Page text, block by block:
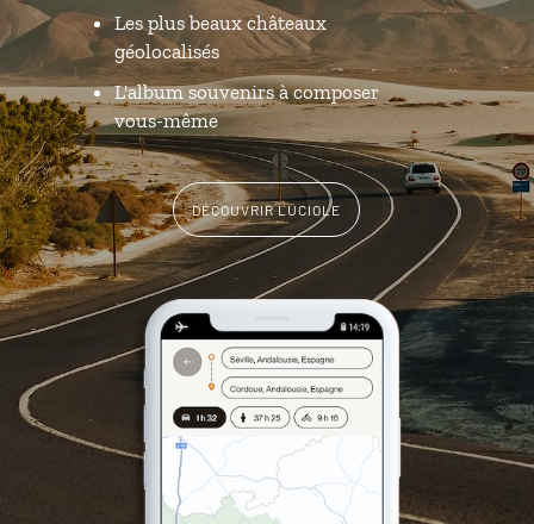
Les plus beaux châteaux
géolocalisés
L'album souvenirs à composer
vous-même
DÉCOUVRIR LUCIOLE